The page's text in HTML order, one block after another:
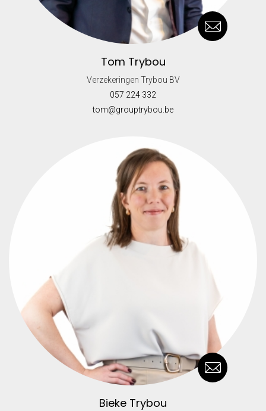
Tom Trybou
Verzekeringen Trybou BV
057 224 332
tom@grouptrybou.be
Bieke Trybou